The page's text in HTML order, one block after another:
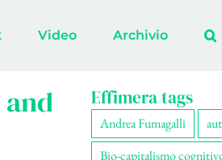
Video Archivio
Effimera tags
Andrea Fumagalli
Bio-capitalismo